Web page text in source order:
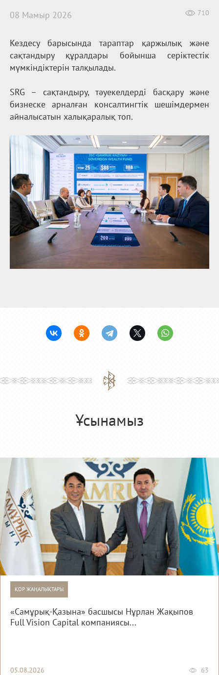
710
08 Мамыр 2026
Кездесу барысында тараптар қаржылық және
сақтандыру құралдары бойынша серіктестік
мүмкіндіктерін талқылады.
SRG – сақтандыру, тәуекелдерді басқару және
бизнеске арналған консалтингтік шешімдермен
айналысатын халықаралық топ.
Ұсынамыз
ҚОР ЖАҢАЛЫҚТАРЫ
«Самұрық-Қазына» басшысы Нұрлан Жақыпов
Full Vision Capital компаниясы...
05.08.2026 63